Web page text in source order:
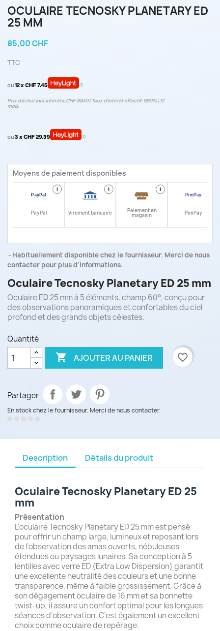
OCULAIRE TECNOSKY PLANETARY ED
25 MM
85,00 CHF
TTC
ou12 x CHF 7.45
Prix d’achat incl. intérêts: CHF 89.40 | Taux d‘intérêt effectif: 9.90% | 12
mois.
ou3 x CHF 29.39
Moyens de paiement disponibles
i
PayPal
i
Virement bancaire
i
Paiement en
magasin PimPay
Habituellement disponible chez le fournisseur. Merci de nous
contacter pour plus d'informations.
Oculaire Tecnosky Planetary ED 25 mm
Oculaire ED 25 mm à 5 éléments, champ 60°, conçu pour
des observations panoramiques et confortables du ciel
profond et des grands objets célestes.
Quantité
 AJOUTER AU PANIER favorite_border
Partager
En stock chez le fournisseur. Merci de nous contacter.
Description Détails du produit
Oculaire Tecnosky Planetary ED 25
mm
Présentation
L’oculaire Tecnosky Planetary ED 25 mm est pensé
pour offrir un champ large, lumineux et reposant lors
de l’observation des amas ouverts, nébuleuses
étendues ou paysages lunaires. Sa conception à 5
lentilles avec verre ED (Extra Low Dispersion) garantit
une excellente neutralité des couleurs et une bonne
transparence, même à faible grossissement. Grâce à
son dégagement oculaire de 16 mm et sa bonnette
twist-up, il assure un confort optimal pour les longues
séances d’observation. C’est également un excellent
choix comme oculaire de repérage.